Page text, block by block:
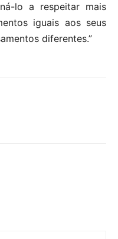
lo a respeitar mais
iguais aos seus
diferentes.”